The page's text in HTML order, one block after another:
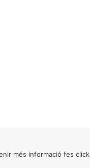
més informació fes click